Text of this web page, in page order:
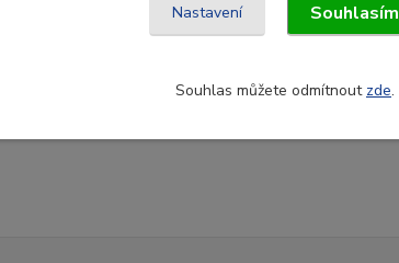
Nastavení Souhlasím
Souhlas můžete odmítnout zde.